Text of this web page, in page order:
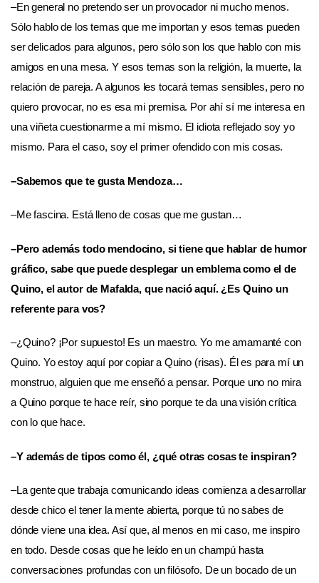
–En general no pretendo ser un provocador ni mucho menos.
Sólo hablo de los temas que me importan y esos temas pueden
ser delicados para algunos, pero sólo son los que hablo con mis
amigos en una mesa. Y esos temas son la religión, la muerte, la
relación de pareja. A algunos les tocará temas sensibles, pero no
quiero provocar, no es esa mi premisa. Por ahí sí me interesa en
una viñeta cuestionarme a mí mismo. El idiota reflejado soy yo
mismo. Para el caso, soy el primer ofendido con mis cosas.
–Sabemos que te gusta Mendoza…
–Me fascina. Está lleno de cosas que me gustan…
–Pero además todo mendocino, si tiene que hablar de humor
gráfico, sabe que puede desplegar un emblema como el de
Quino, el autor de Mafalda, que nació aquí. ¿Es Quino un
referente para vos?
–¿Quino? ¡Por supuesto! Es un maestro. Yo me amamanté con
Quino. Yo estoy aquí por copiar a Quino (risas). Él es para mí un
monstruo, alguien que me enseñó a pensar. Porque uno no mira
a Quino porque te hace reír, sino porque te da una visión crítica
con lo que hace.
–Y además de tipos como él, ¿qué otras cosas te inspiran?
–La gente que trabaja comunicando ideas comienza a desarrollar
desde chico el tener la mente abierta, porque tú no sabes de
dónde viene una idea. Así que, al menos en mi caso, me inspiro
en todo. Desde cosas que he leído en un champú hasta
conversaciones profundas con un filósofo. De un bocado de un